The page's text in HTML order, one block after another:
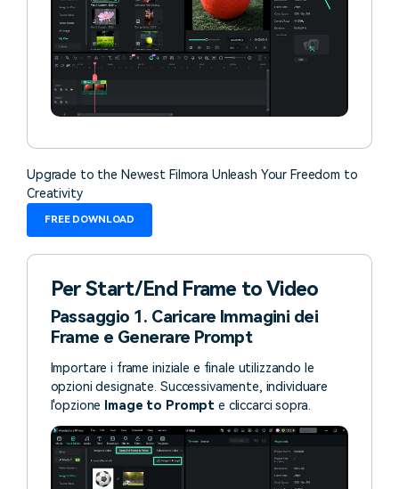
Upgrade to the Newest Filmora Unleash Your Freedom to
Creativity
FREE DOWNLOAD
Per Start/End Frame to Video
Passaggio 1. Caricare Immagini dei
Frame e Generare Prompt
Importare i frame iniziale e finale utilizzando le
opzioni designate. Successivamente, individuare
l'opzione Image to Prompt e cliccarci sopra.